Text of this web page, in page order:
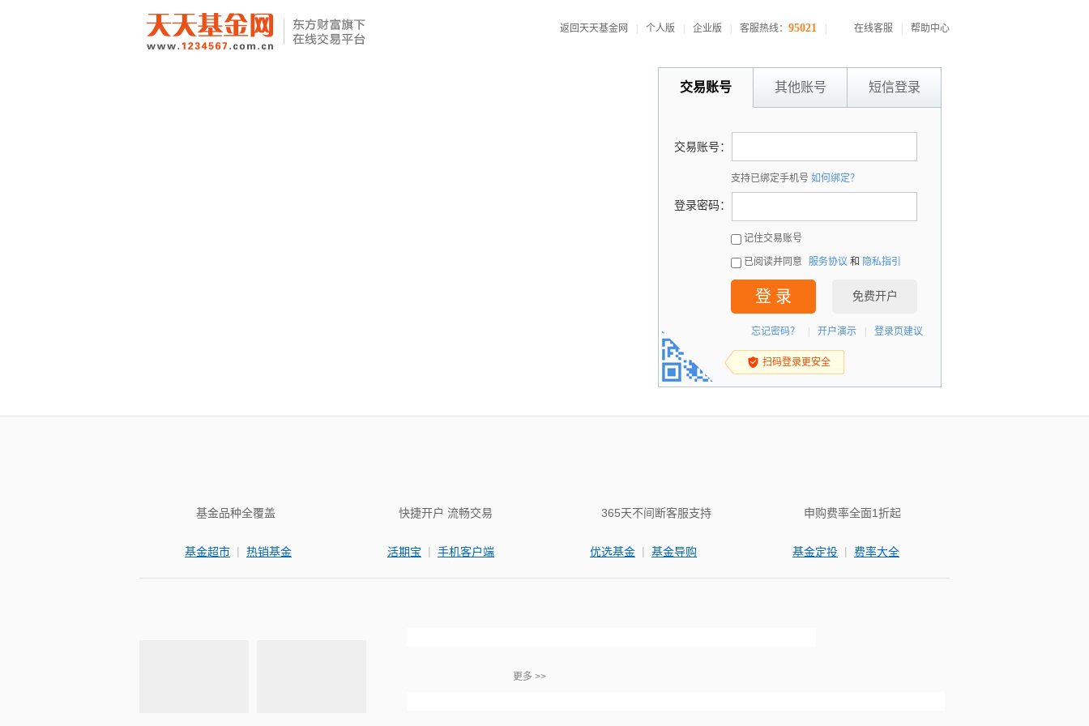
返回天天基金网 个人版 企业版 客服热线： 95021 在线客服 帮助中心
交易账号 其他账号 短信登录
交易账号：
支持已绑定手机号 如何绑定？
登录密码：
记住交易账号
已阅读并同意 服务协议 和 隐私指引
登 录 免费开户
忘记密码？ 开户演示 登录页建议
扫码登录更安全
基金品种全覆盖
基金超市 | 热销基金
快捷开户 流畅交易
活期宝 | 手机客户端
365天不间断客服支持
优选基金 | 基金导购
申购费率全面1折起
基金定投 | 费率大全
更多 >>